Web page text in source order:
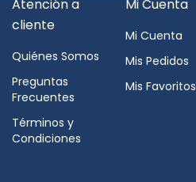
Atención a
cliente
Quiénes Somos
Preguntas
Frecuentes
Términos y
Condiciones
Mi Cuenta
Mi Cuenta
Mis Pedidos
Mis Favoritos